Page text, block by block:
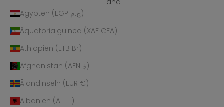
Land
Ägypten (EGP ج.م)
Äquatorialguinea (XAF CFA)
Äthiopien (ETB Br)
Afghanistan (AFN ؋)
Ålandinseln (EUR €)
Albanien (ALL L)